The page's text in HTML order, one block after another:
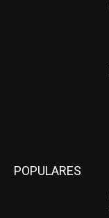
POPULARES